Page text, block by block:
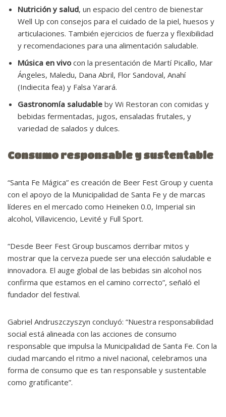
Nutrición y salud, un espacio del centro de bienestar
Well Up con consejos para el cuidado de la piel, huesos y
articulaciones. También ejercicios de fuerza y flexibilidad
y recomendaciones para una alimentación saludable.
Música en vivo con la presentación de Martí Picallo, Mar
Ángeles, Maledu, Dana Abril, Flor Sandoval, Anahí
(Indiecita fea) y Falsa Yarará.
Gastronomía saludable by Wi Restoran con comidas y
bebidas fermentadas, jugos, ensaladas frutales, y
variedad de salados y dulces.
Consumo responsable y sustentable
“Santa Fe Mágica” es creación de Beer Fest Group y cuenta
con el apoyo de la Municipalidad de Santa Fe y de marcas
líderes en el mercado como Heineken 0.0, Imperial sin
alcohol, Villavicencio, Levité y Full Sport.
“Desde Beer Fest Group buscamos derribar mitos y
mostrar que la cerveza puede ser una elección saludable e
innovadora. El auge global de las bebidas sin alcohol nos
confirma que estamos en el camino correcto”, señaló el
fundador del festival.
Gabriel Andruszczyszyn concluyó: “Nuestra responsabilidad
social está alineada con las acciones de consumo
responsable que impulsa la Municipalidad de Santa Fe. Con la
ciudad marcando el ritmo a nivel nacional, celebramos una
forma de consumo que es tan responsable y sustentable
como gratificante”.